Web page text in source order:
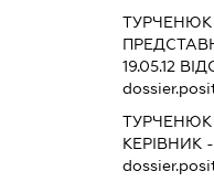
19.05.12
КЕРІВНИК